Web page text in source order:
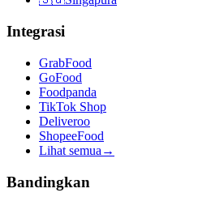
Integrasi
GrabFood
GoFood
Foodpanda
TikTok Shop
Deliveroo
ShopeeFood
Lihat semua →
Bandingkan